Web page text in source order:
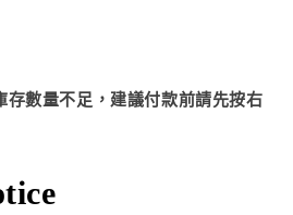
存數量不足，建議付款前請先按右